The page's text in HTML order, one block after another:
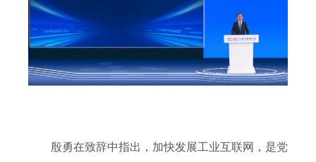
殷勇在致辞中指出，加快发展工业互联网，是党